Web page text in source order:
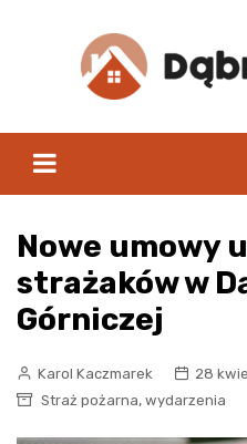
Nowe umowy
strażaków w
Górniczej
Karol Kaczmarek
28
Straż pożarna, wydarzenia